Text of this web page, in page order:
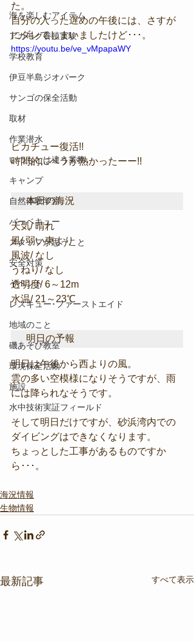
海を楽しむアイテム
アカモク養殖実験
学校教育
伊豆半島ジオパーク
サンゴの保全活動
取材
作業潜水
いつもとは違う業務
キャンプ
自然体験学習
バーベキュー
スタッフが思うこと
安全対策
イベント
レスキュー･ファーストエイド
地域のこと
磯あそび教室
環境保全活動
施設
水中技術実証フィールド
た。
自分の入った遅めの午後には、さすが
にダレてしまいましたけど･･･。
https://youtu.be/ve_vMpapaWY
ピカチュー復活!!
時間的にベラが熱かったーー!!
本日の海況
天気/ 晴れ
風/ 弱い東より
風波/ なし
うねり/ なし
透明度/ 6～12m
水温/ 21～23℃
明日の予報
明日は午後から西よりの風。
雲の多い空模様になりそうですが、雨
には降られなそうです。
そして明日だけですが、砂浜湾内での
ダイビングはできなくなります。
ちょっとした工事があるものですか
ら･･･。
海況情報
生物情報
最新記事 すべて表示